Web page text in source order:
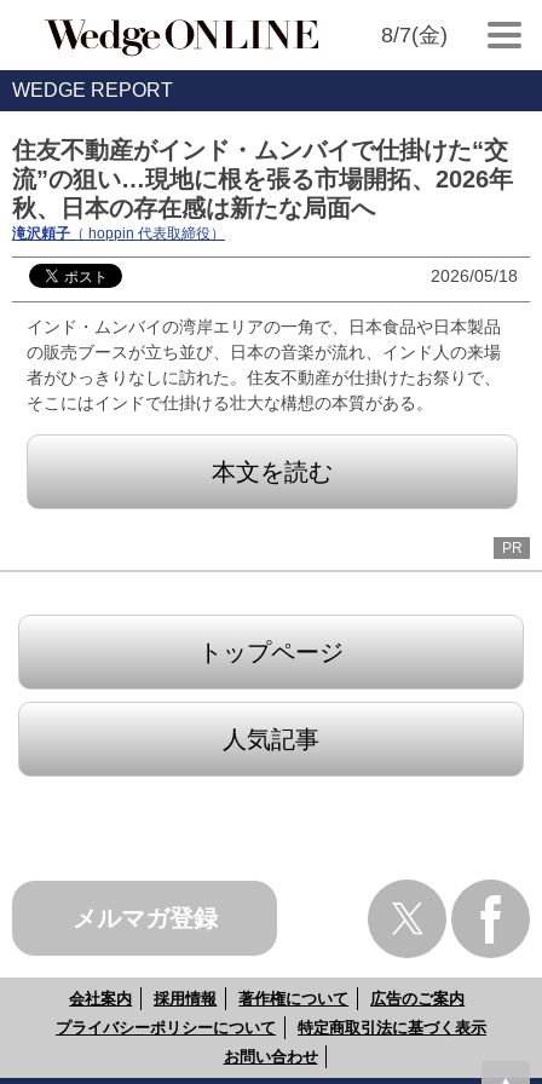
8/7(金)
WEDGE REPORT
住友不動産がインド・ムンバイで仕掛けた“交
流”の狙い…現地に根を張る市場開拓、2026年
秋、日本の存在感は新たな局面へ
滝沢頼子 （ hoppin 代表取締役）
2026/05/18
インド・ムンバイの湾岸エリアの一角で、日本食品や日本製品
の販売ブースが立ち並び、日本の音楽が流れ、インド人の来場
者がひっきりなしに訪れた。住友不動産が仕掛けたお祭りで、
そこにはインドで仕掛ける壮大な構想の本質がある。
本文を読む
PR
トップページ
人気記事
メルマガ登録
会社案内 採用情報 著作権について
広告のご案内
プライバシーポリシーについて
特定商取引法に基づく表示
お問い合わせ